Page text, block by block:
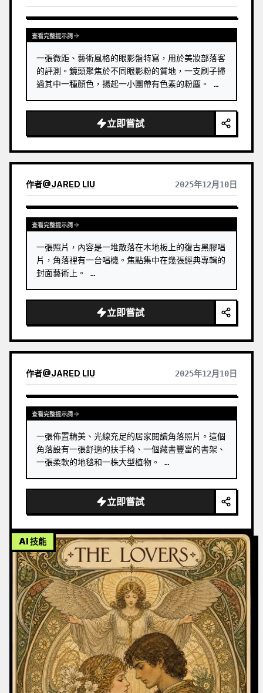
查看完整提示詞
一張微距、藝術風格的眼影盤特寫，用於美妝部落客
的評測。鏡頭聚焦於不同眼影粉的質地，一支刷子掃
過其中一種顏色，揚起一小團帶有色素的粉塵。 …
立即嘗試
作者@JARED LIU 2025年12月10日
查看完整提示詞
一張照片，內容是一堆散落在木地板上的復古黑膠唱
片，角落裡有一台唱機。焦點集中在幾張經典專輯的
封面藝術上。 …
立即嘗試
作者@JARED LIU 2025年12月10日
查看完整提示詞
一張佈置精美、光線充足的居家閱讀角落照片。這個
角落設有一張舒適的扶手椅、一個藏書豐富的書架、
一張柔軟的地毯和一株大型植物。 …
立即嘗試
AI 技能